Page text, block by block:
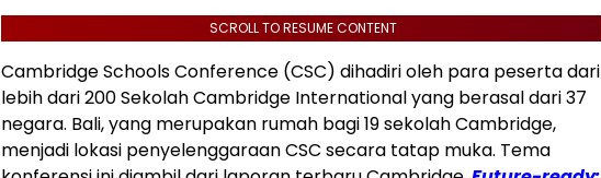
SCROLL TO RESUME CONTENT
Cambridge Schools Conference (CSC) dihadiri oleh para peserta dari
lebih dari 200 Sekolah Cambridge International yang berasal dari 37
negara. Bali, yang merupakan rumah bagi 19 sekolahCambridge,
menjadi lokasi penyelenggaraan CSC secara tatap muka. Tema